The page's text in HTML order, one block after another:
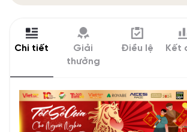
Chi tiết
Giải
thưởng
Điều lệ Kết